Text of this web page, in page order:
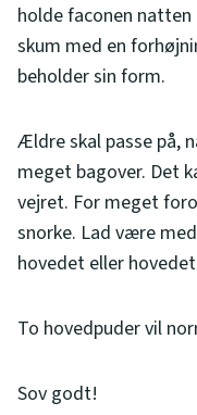
holde faconen
skum med en
beholder sin form.
Ældre skal passe på,
meget bagover. Det
vejret. For meget
snorke. Lad være
hovedet eller
To hovedpuder vil
Sov godt!